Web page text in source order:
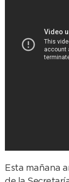
Esta mañana